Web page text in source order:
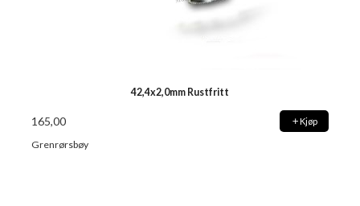
42,4x2,0mm Rustfritt
165,00 Kjøp
Grenrørsbøy